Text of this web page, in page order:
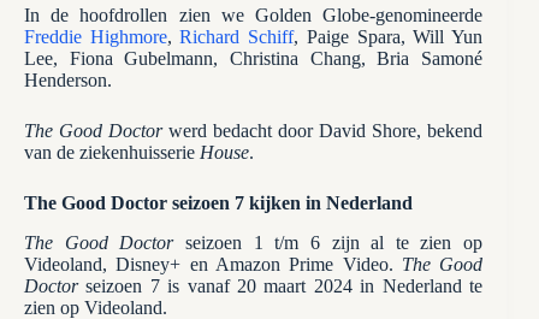
In de hoofdrollen zien we Golden Globe-genomineerde
Freddie Highmore,Richard Schiff, Paige Spara, Will Yun
Lee, Fiona Gubelmann, Christina Chang, Bria Samoné
Henderson.
The Good Doctorwerd bedacht door David Shore, bekend
van de ziekenhuisserie House.
The Good Doctor seizoen 7 kijken in Nederland
The Good Doctorseizoen 1 t/m 6 zijn al te zien op
Videoland, Disney+ en Amazon Prime Video. The Good
Doctorseizoen 7 is vanaf 20 maart 2024 in Nederland te
zien op Videoland.